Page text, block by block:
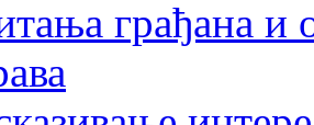
грађана и